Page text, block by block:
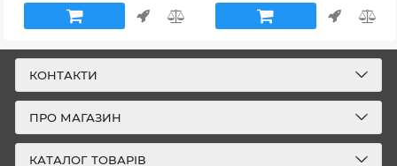
КОНТАКТИ
ПРО МАГАЗИН
КАТАЛОГ ТОВАРІВ